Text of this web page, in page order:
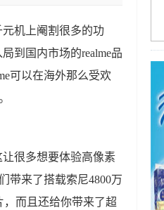
机上阉割很多的功
到国内市场的realme品
可以在海外那么受欢
很多想要体验高像素
带来了搭载索尼4800万
而且还给你带来了超